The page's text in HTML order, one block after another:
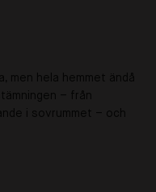
men hela hemmet ändå
– från
i sovrummet – och